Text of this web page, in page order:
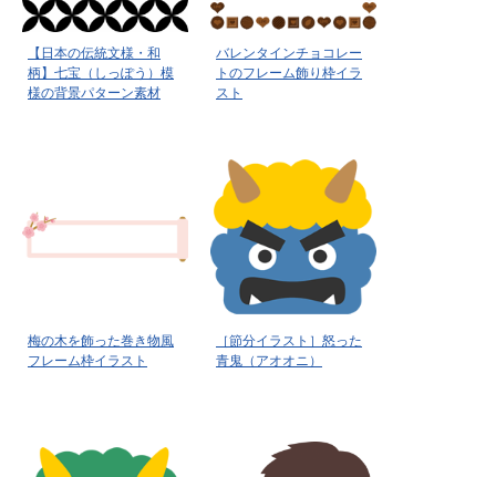
【日本の伝統文様・和
柄】七宝（しっぽう）模
様の背景パターン素材
バレンタインチョコレー
トのフレーム飾り枠イラ
スト
梅の木を飾った巻き物風
フレーム枠イラスト
［節分イラスト］怒った
青鬼（アオオニ）